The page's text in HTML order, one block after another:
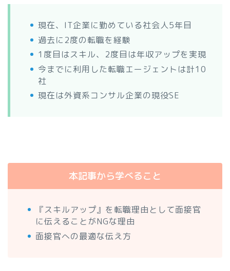
現在、IT企業に勤めている社会人5年目
過去に2度の転職を経験
1度目はスキル、2度目は年収アップを実現
今までに利用した転職エージェントは計10
社
現在は外資系コンサル企業の現役SE
本記事から学べること
『スキルアップ』を転職理由として面接官
に伝えることがNGな理由
面接官への最適な伝え方